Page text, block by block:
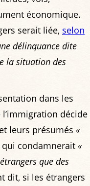
économique.
serait liée, selon
délinquance dite
la situation des
dans les
décide
leurs présumés «
qui condamnerait «
que des
dit, si les étrangers